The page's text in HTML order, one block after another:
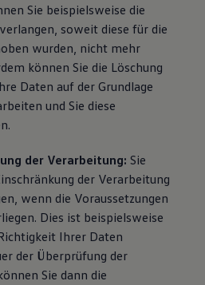
Sie beispielsweise die
soweit diese für die
wurden, nicht mehr
können Sie die Löschung
Daten auf der Grundlage
und Sie diese
der Verarbeitung: Sie
der Verarbeitung
wenn die Voraussetzungen
Dies ist beispielsweise
Ihrer Daten
der Überprüfung der
Sie dann die